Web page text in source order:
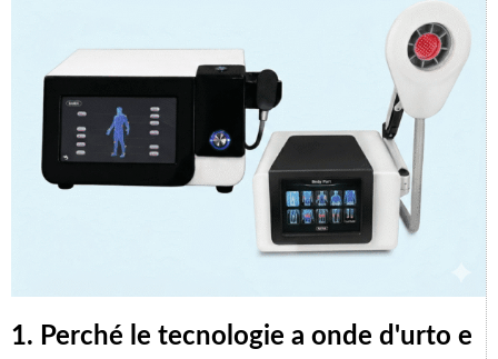
1. Perché le tecnologie a onde d'urto e